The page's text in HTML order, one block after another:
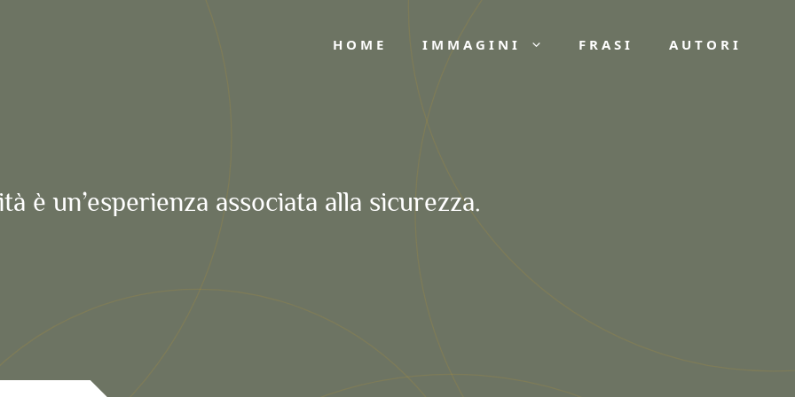
HOME IMMAGINI FRASI AUTORI
è un’esperienza associata alla sicurezza.